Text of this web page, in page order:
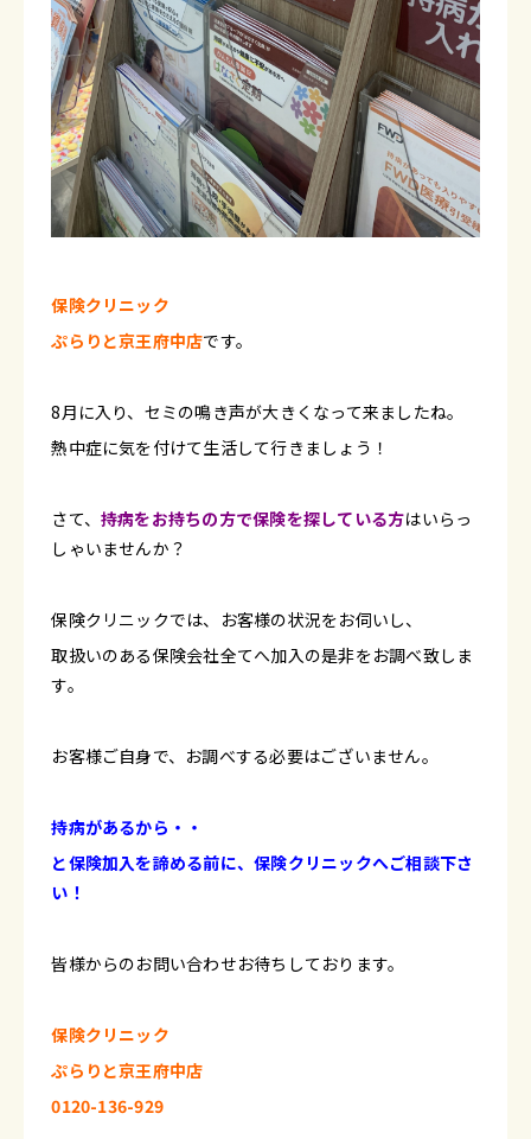
保険クリニック
ぷらりと京王府中店です。
8月に入り、セミの鳴き声が大きくなって来ましたね。
熱中症に気を付けて生活して行きましょう！
さて、持病をお持ちの方で保険を探している方はいらっ
しゃいませんか？
保険クリニックでは、お客様の状況をお伺いし、
取扱いのある保険会社全てへ加入の是非をお調べ致しま
す。
お客様ご自身で、お調べする必要はございません。
持病があるから・・
と保険加入を諦める前に、保険クリニックへご相談下さ
い！
皆様からのお問い合わせお待ちしております。
保険クリニック
ぷらりと京王府中店
0120-136-929